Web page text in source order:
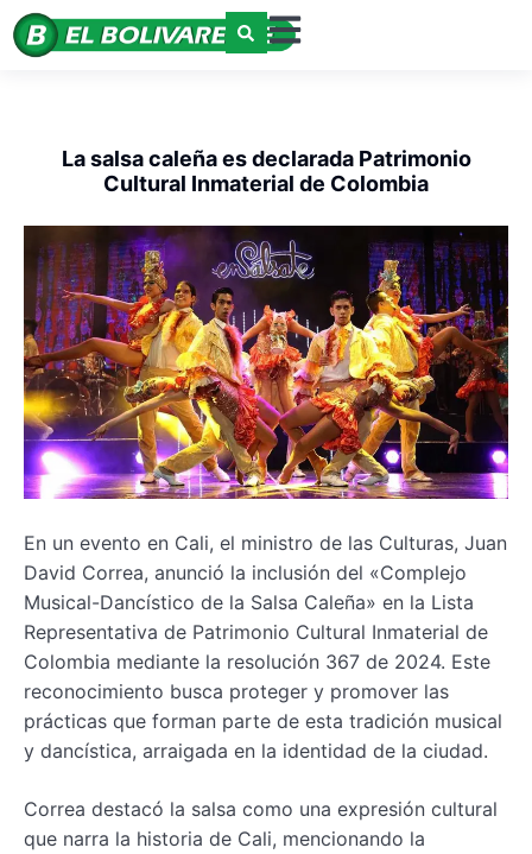
La salsa caleña es declarada Patrimonio
Cultural Inmaterial de Colombia
En un evento en Cali, el ministro de las Culturas, Juan
David Correa, anunció la inclusión del «Complejo
Musical-Dancístico de la Salsa Caleña» en la Lista
Representativa de Patrimonio Cultural Inmaterial de
Colombia mediante la resolución 367 de 2024. Este
reconocimiento busca proteger y promover las
prácticas que forman parte de esta tradición musical
y dancística, arraigada en la identidad de la ciudad.
Correa destacó la salsa como una expresión cultural
que narra la historia de Cali, mencionando la